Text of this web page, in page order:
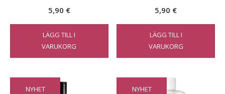
5,90 €
LÄGG TILL I
VARUKORG
5,90 €
LÄGG TILL I
VARUKORG
NYHET NYHET